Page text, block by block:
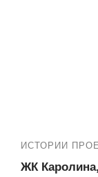
остекление
ИСТОРИИ
ЖК